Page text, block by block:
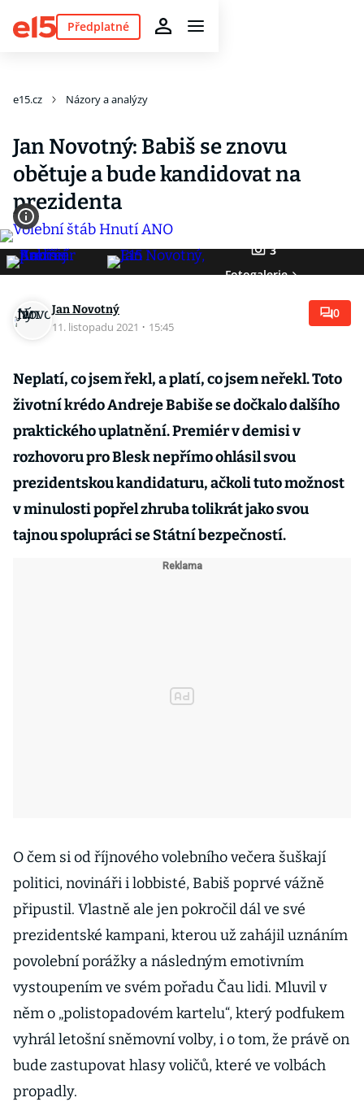
Předplatné
e15.cz Názory a analýzy
Jan Novotný: Babiš se znovu
obětuje a bude kandidovat na
prezidenta
3
Fotogalerie
Jan Novotný
11. listopadu 2021 · 15:45
0
Neplatí, co jsem řekl, a platí, co jsem neřekl. Toto
životní krédo Andreje Babiše se dočkalo dalšího
praktického uplatnění. Premiér v demisi v
rozhovoru pro Blesk nepřímo ohlásil svou
prezidentskou kandidaturu, ačkoli tuto možnost
v minulosti popřel zhruba tolikrát jako svou
tajnou spolupráci se Státní bezpečností.
O čem si od říjnového volebního večera šuškají
politici, novináři i lobbisté, Babiš poprvé vážně
připustil. Vlastně ale jen pokročil dál ve své
prezidentské kampani, kterou už zahájil uznáním
povolební porážky a následným emotivním
vystoupením ve svém pořadu Čau lidi. Mluvil v
něm o „polistopadovém kartelu“, který podfukem
vyhrál letošní sněmovní volby, i o tom, že právě on
bude zastupovat hlasy voličů, které ve volbách
propadly.